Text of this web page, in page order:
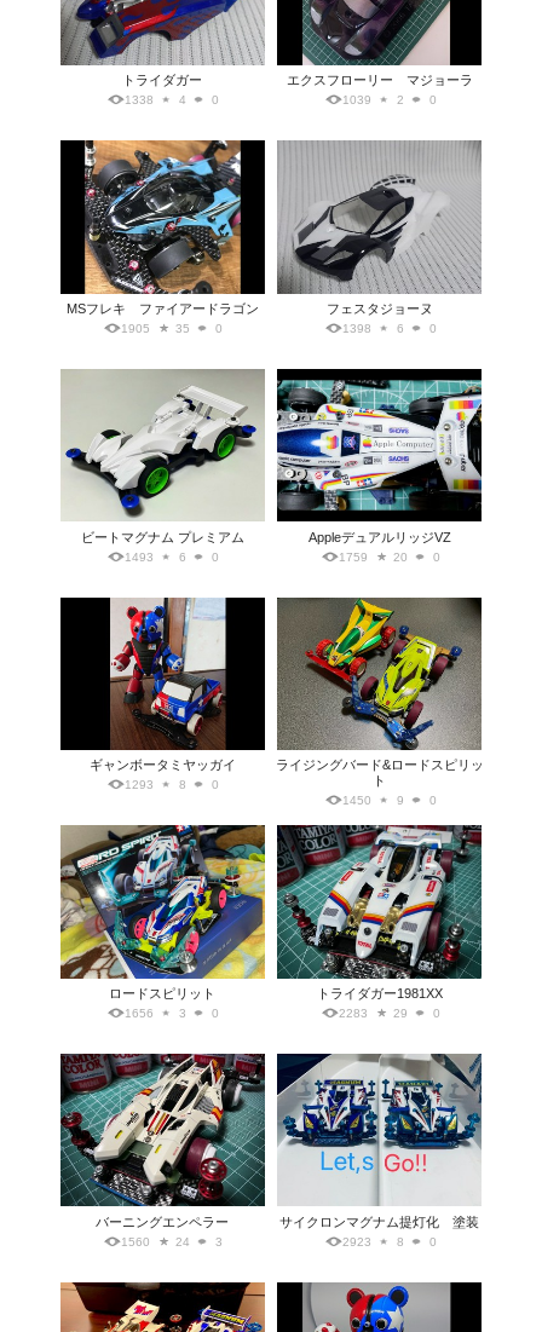
トライダガー
1338 4 0
エクスフローリー マジョーラ
1039 2 0
MSフレキ ファイアードラゴン
1905 35 0
フェスタジョーヌ
1398 6 0
ビートマグナム プレミアム
1493 6 0
AppleデュアルリッジVZ
1759 20 0
ギャンボータミヤッガイ
1293 8 0
ライジングバード&ロードスピリッ
ト
1450 9 0
ロードスピリット
1656 3 0
トライダガー1981XX
2283 29 0
バーニングエンペラー
1560 24 3
サイクロンマグナム提灯化 塗装
2923 8 0